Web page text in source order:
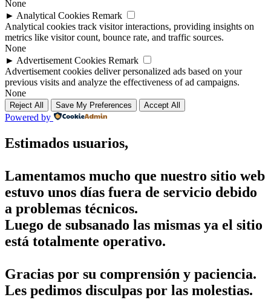
None
► Analytical Cookies Remark
Analytical cookies track visitor interactions, providing insights on
metrics like visitor count, bounce rate, and traffic sources.
None
► Advertisement Cookies Remark
Advertisement cookies deliver personalized ads based on your
previous visits and analyze the effectiveness of ad campaigns.
None
Reject All Save My Preferences Accept All
Powered by
Estimados usuarios,
Lamentamos mucho que nuestro sitio web
estuvo unos días fuera de servicio debido
a problemas técnicos.
Luego de subsanado las mismas ya el sitio
está totalmente operativo.
Gracias por su comprensión y paciencia.
Les pedimos disculpas por las molestias.